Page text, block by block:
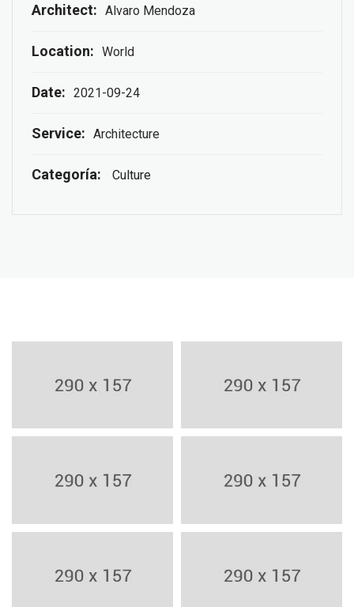
Architect: Alvaro Mendoza
Location: World
Date: 2021-09-24
Service: Architecture
Categoría: Culture